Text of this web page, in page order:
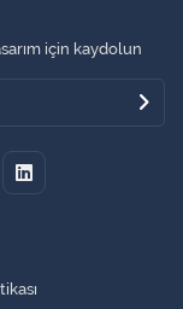
için kaydolun